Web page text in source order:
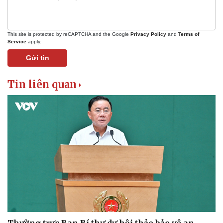
Quân sự - Quốc phòng
Việt Nam
Phân tích
This site is protected by reCAPTCHA and the Google Privacy Policy and Terms of
Service apply.
Gửi tin
Tin liên quan